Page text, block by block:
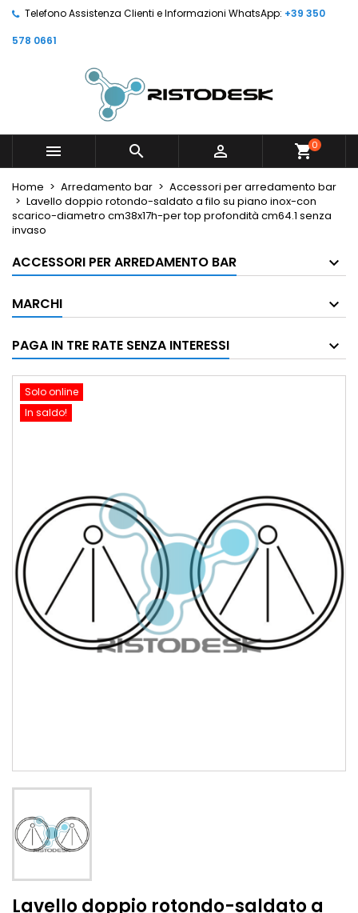
Telefono Assistenza Clienti e Informazioni WhatsApp: +39 350
578 0661
   shopping_cart0
Home Arredamento bar
Accessori per arredamento bar
Lavello doppio rotondo-saldato a filo su piano inox-con
scarico-diametro cm38x17h-per top profondità cm64.1 senza
invaso
ACCESSORI PER ARREDAMENTO BAR
MARCHI
PAGA IN TRE RATE SENZA INTERESSI
Solo online
In saldo!
Lavello doppio rotondo-saldato a